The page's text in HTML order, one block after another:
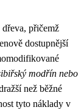
přičemž
dostupnější
modřín nebo
než běžné
tyto náklady v